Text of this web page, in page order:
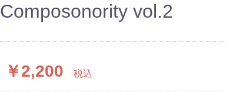
Composonority vol.2
￥2,200 税込